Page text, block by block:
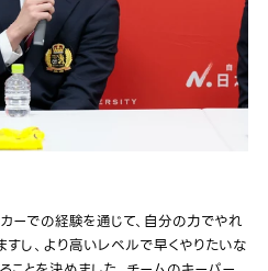
ーでの経験を通じて、自分の力でやれ
し、より高いレベルで早くやりたいな